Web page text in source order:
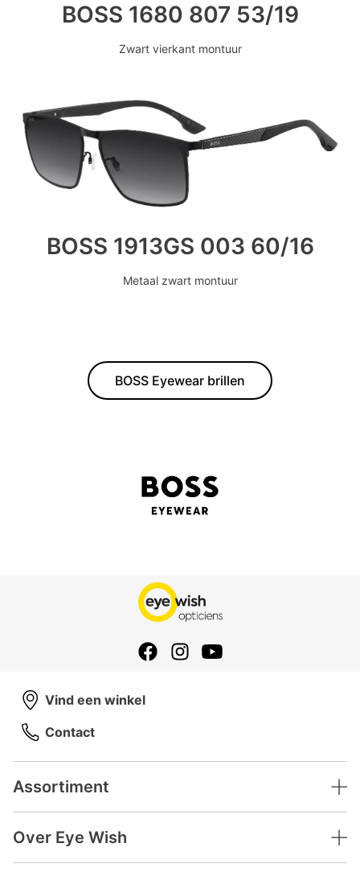
BOSS 1680 807 53/19
Zwart vierkant montuur
BOSS 1913GS 003 60/16
Metaal zwart montuur
BOSS Eyewear brillen
Assortiment
Over Eye Wish
Vind een winkel
Contact